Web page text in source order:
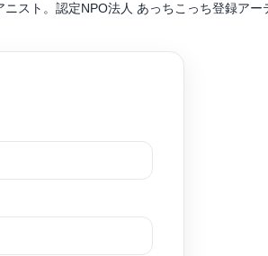
スト。認定NPO法人 あっちこっち登録アー
楽を迫昭嘉、松原勝也の各氏に師事。これま
ラ・ボエーム」「愛の妙薬」「チャルダーシ
トではコンチェルト・ソリストを務め、
での慰問演奏、ホテルのロビー、学習塾、お